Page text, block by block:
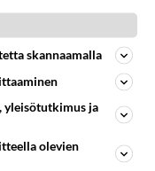
skannaamalla
yleisötutkimus ja
olevien